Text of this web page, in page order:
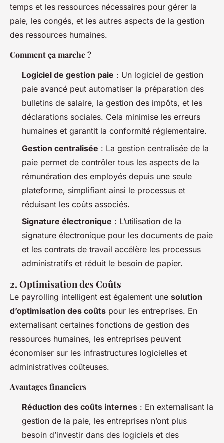
temps et les ressources nécessaires pour gérer la
paie, les congés, et les autres aspects de la gestion
des ressources humaines.
Comment ça marche ?
Logiciel de gestion paie : Un logiciel de gestion
paie avancé peut automatiser la préparation des
bulletins de salaire, la gestion des impôts, et les
déclarations sociales. Cela minimise les erreurs
humaines et garantit la conformité réglementaire.
Gestion centralisée : La gestion centralisée de la
paie permet de contrôler tous les aspects de la
rémunération des employés depuis une seule
plateforme, simplifiant ainsi le processus et
réduisant les coûts associés.
Signature électronique : L’utilisation de la
signature électronique pour les documents de paie
et les contrats de travail accélère les processus
administratifs et réduit le besoin de papier.
2. Optimisation des Coûts
Le payrolling intelligent est également une solution
d’optimisation des coûts pour les entreprises. En
externalisant certaines fonctions de gestion des
ressources humaines, les entreprises peuvent
économiser sur les infrastructures logicielles et
administratives coûteuses.
Avantages financiers
Réduction des coûts internes : En externalisant la
gestion de la paie, les entreprises n’ont plus
besoin d’investir dans des logiciels et des